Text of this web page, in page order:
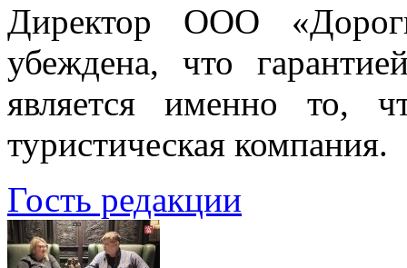
Директор ООО
убеждена, что
является именно то,
туристическая компания.
Гость редакции